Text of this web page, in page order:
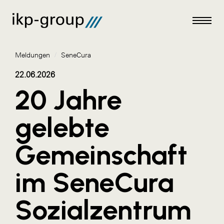
Meldungen
AKTUELLES
ACO
ALEX Krems
Amazon Web Services
Artweger
AustroCel Hallein
Meldungen / SeneCura
22.06.2026
20 Jahre
gelebte
Gemeinschaft
im SeneCura
Sozialzentrum